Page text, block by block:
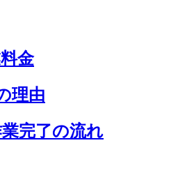
金
理由
完了の流れ